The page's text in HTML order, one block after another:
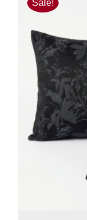
Varianten
Die
Optionen
können
auf
der
Produktseite
gewählt
werden
Sale!